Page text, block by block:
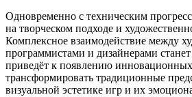
Одновременно с техническим
на творческом подходе и
Комплексное взаимодействие между
программистами и дизайнерами
приведёт к появлению
трансформировать традиционные
визуальной эстетике игр и их